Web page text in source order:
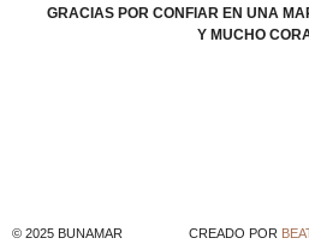
GRACIAS POR CONFIAR EN UNA
Y MUCHO
© 2025 BUNAMAR CREADO POR